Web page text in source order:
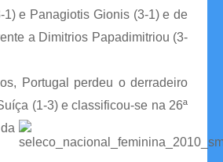
1) e Panagiotis Gionis (3-1) e de
a Dimitrios Papadimitriou (3-
Portugal perdeu o derradeiro
(1-3) e classificou-se na 26ª